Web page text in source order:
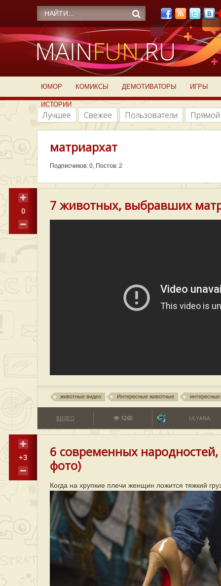
ЮМОР КОМИКСЫ ДЕМОТИВАТОРЫ ИГРЫ
ИСТОРИИ
Лучшее Свежее Пользователи
матриархат
Подписчиков: 0, Постов: 2
0 7 животных, выбравших
животные видео Интересные животные
ВИДЕО 1260 ULYANA
+3
6 современных
фото)
Когда на хрупкие плечи женщин ложится тяжкий